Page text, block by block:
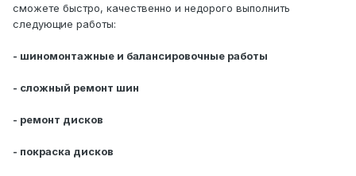
сможете быстро, качественно и недорого выполнить
следующие работы:
- шиномонтажные и балансировочные работы
- сложный ремонт шин
- ремонт дисков
- покраска дисков